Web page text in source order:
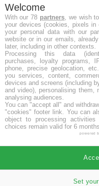
Welcome
With our 78 partners, we wish
your devices (cookies, pixels
your personal data with our
website or in our emails,
later, including in other contexts.
Processing this data
purchases, loyalty programs,
phone, precise geolocation,
you services, content,
devices and screens (including
and video), personalising them,
analysing audiences.
You can "accept all" and
"cookies" footer link . You can
object to processing
choices remain valid for 6
powered
Set